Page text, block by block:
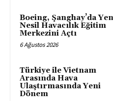
Boeing, Şanghay’da
Nesil Havacılık Eğitim
Merkezini Açtı
6 Ağustos 2026
Türkiye ile Vietnam
Arasında Hava
Ulaştırmasında Yeni
Dönem